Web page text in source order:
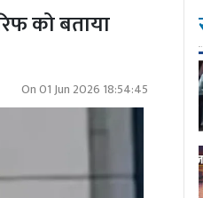
को बताया
On01 Jun 2026 18:54:45